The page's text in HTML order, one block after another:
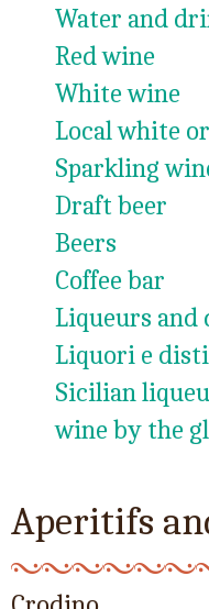
Water and
Red wine
White wine
Local white
Sparkling
Draft beer
Beers
Coffee bar
Liqueurs and
Liquori e
Sicilian
wine by the
Aperitifs